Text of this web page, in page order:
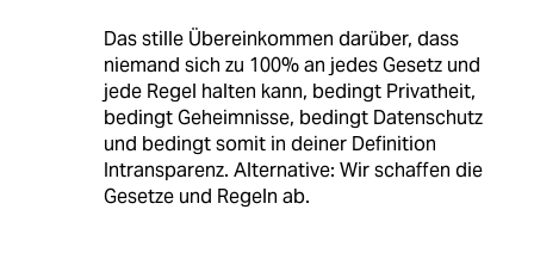
Das stille Übereinkommen darüber, dass
niemand sich zu 100% an jedes Gesetz und
jede Regel halten kann, bedingt Privatheit,
bedingt Geheimnisse, bedingt Datenschutz
und bedingt somit in deiner Definition
Intransparenz. Alternative: Wir schaffen die
Gesetze und Regeln ab.